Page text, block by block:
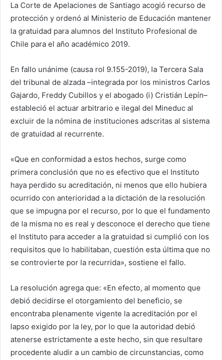
La Corte de Apelaciones de Santiago acogió recurso de
protección y ordenó al Ministerio de Educación mantener
la gratuidad para alumnos del Instituto Profesional de
Chile para el año académico 2019.
En fallo unánime (causa rol 9.155-2019), la Tercera Sala
del tribunal de alzada –integrada por los ministros Carlos
Gajardo, Freddy Cubillos y el abogado (i) Cristián Lepín–
estableció el actuar arbitrario e ilegal del Mineduc al
excluir de la nómina de instituciones adscritas al sistema
de gratuidad al recurrente.
«Que en conformidad a estos hechos, surge como
primera conclusión que no es efectivo que el Instituto
haya perdido su acreditación, ni menos que ello hubiera
ocurrido con anterioridad a la dictación de la resolución
que se impugna por el recurso, por lo que el fundamento
de la misma no es real y desconoce el derecho que tiene
el Instituto para acceder a la gratuidad si cumplió con los
requisitos que lo habilitaban, cuestión esta última que no
se controvierte por la recurrida», sostiene el fallo.
La resolución agrega que: «En efecto, al momento que
debió decidirse el otorgamiento del beneficio, se
encontraba plenamente vigente la acreditación por el
lapso exigido por la ley, por lo que la autoridad debió
atenerse estrictamente a este hecho, sin que resultare
procedente aludir a un cambio de circunstancias, como